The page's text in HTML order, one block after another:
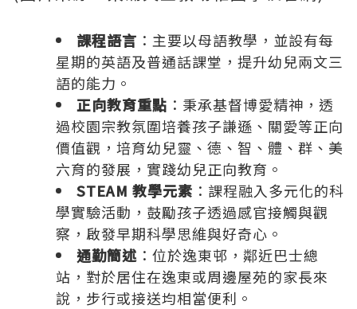
課程語言 ：主要以母語教學，並設有每
星期的英語及普通話課堂，提升幼兒兩文三
語的能力。
正向教育重點 ：秉承基督博愛精神，透
過校園宗教氛圍培養孩子謙遜、關愛等正向
價值觀，培育幼兒靈、德、智、體、群、美
六育的發展，實踐幼兒正向教育。
STEAM 教學元素 ：課程融入多元化的科
學實驗活動，鼓勵孩子透過感官接觸與觀
察，啟發早期科學思維與好奇心。
通勤簡述 ：位於逸東邨，鄰近巴士總
站，對於居住在逸東或周邊屋苑的家長來
說，步行或接送均相當便利。